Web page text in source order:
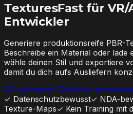
TexturesFast für VR/
Entwickler
Generiere produktionsreife PBR-
Beschreibe ein Material oder lade
wähle deinen Stil und exportiere
damit du dich aufs Ausliefern
XR-optimierte Texturen generieren
✓ Datenschutzbewusst✓ NDA-
Texture-Maps✓ Kein Training mit